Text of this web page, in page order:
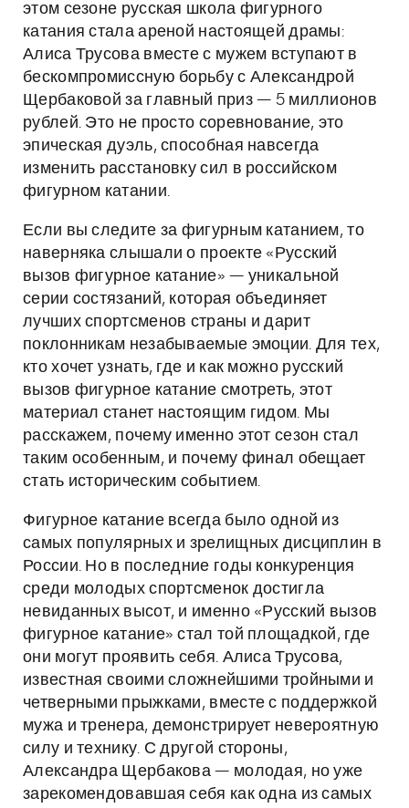
этом сезоне русская школа фигурного
катания стала ареной настоящей драмы:
Алиса Трусова вместе с мужем вступают в
бескомпромиссную борьбу с Александрой
Щербаковой за главный приз — 5 миллионов
рублей. Это не просто соревнование, это
эпическая дуэль, способная навсегда
изменить расстановку сил в российском
фигурном катании.
Если вы следите за фигурным катанием, то
наверняка слышали о проекте «Русский
вызов фигурное катание» — уникальной
серии состязаний, которая объединяет
лучших спортсменов страны и дарит
поклонникам незабываемые эмоции. Для тех,
кто хочет узнать, где и как можно русский
вызов фигурное катание смотреть, этот
материал станет настоящим гидом. Мы
расскажем, почему именно этот сезон стал
таким особенным, и почему финал обещает
стать историческим событием.
Фигурное катание всегда было одной из
самых популярных и зрелищных дисциплин в
России. Но в последние годы конкуренция
среди молодых спортсменок достигла
невиданных высот, и именно «Русский вызов
фигурное катание» стал той площадкой, где
они могут проявить себя. Алиса Трусова,
известная своими сложнейшими тройными и
четверными прыжками, вместе с поддержкой
мужа и тренера, демонстрирует невероятную
силу и технику. С другой стороны,
Александра Щербакова — молодая, но уже
зарекомендовавшая себя как одна из самых